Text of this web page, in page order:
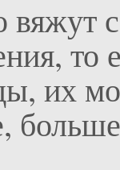
вяжут
то
их